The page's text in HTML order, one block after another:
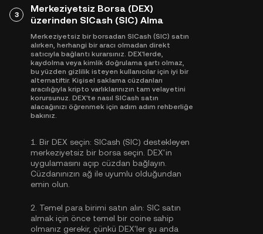
3
Merkeziyetsiz Borsa (DEX)
üzerinden SICash (SIC) Alma
Merkeziyetsiz bir borsadan SICash (SIC) satın
alırken, herhangi bir aracı olmadan direkt
satıcıyla bağlantı kurarsınız. DEX'lerde,
kaydolma veya kimlik doğrulama şartı olmaz,
bu yüzden gizlilik isteyen kullanıcılar için iyi bir
alternatiftir. Kişisel saklama cüzdanları
aracılığıyla kripto varlıklarınızın tam velayetini
korursunuz. DEX'te nasıl SICash satın
alacağınızı öğrenmek için adım adım rehberliğe
bakınız.
1. Bir DEX seçin: SICash (SIC) destekleyen
merkeziyetsiz bir borsa seçin. DEX'in
uygulamasını açıp cüzdan bağlayın.
Cüzdanınızın ağ ile uyumlu olduğundan
emin olun.
2. Temel para birimi satın alın: SIC satın
almak için önce temel bir coine sahip
olmanız gerekir, çünkü DEX'ler şu anda